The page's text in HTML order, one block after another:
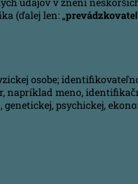
(ďalej len: „prevádzkovateľ
osobe;
meno,
psychickej,